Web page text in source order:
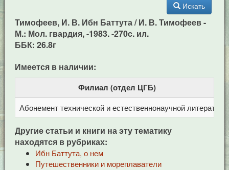
Искать
Тимофеев, И. В. Ибн Баттута / И. В. Тимофеев -
М.: Мол. гвардия, -1983. -270c. ил.
ББК: 26.8г
Имеется в наличии:
Филиал (отдел ЦГБ)
Абонемент технической и естественнонаучной литерат
Другие статьи и книги на эту тематику
находятся в рубриках:
Ибн Баттута, о нем
Путешественники и мореплаватели